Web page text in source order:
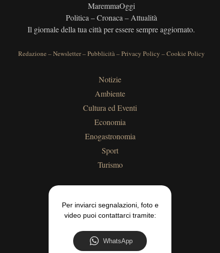
MaremmaOggi
Politica – Cronaca – Attualità
Il giornale della tua città per essere sempre aggiornato.
Redazione –Newsletter–Pubblicità–Privacy Policy –Cookie Policy
Notizie
Ambiente
Cultura ed Eventi
Economia
Enogastronomia
Sport
Turismo
Per inviarci segnalazioni, foto e
video puoi contattarci tramite:
WhatsApp